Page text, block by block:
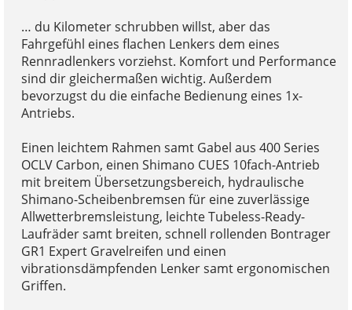
… du Kilometer schrubben willst, aber das
Fahrgefühl eines flachen Lenkers dem eines
Rennradlenkers vorziehst. Komfort und Performance
sind dir gleichermaßen wichtig. Außerdem
bevorzugst du die einfache Bedienung eines 1x-
Antriebs.
Einen leichtem Rahmen samt Gabel aus 400 Series
OCLV Carbon, einen Shimano CUES 10fach-Antrieb
mit breitem Übersetzungsbereich, hydraulische
Shimano-Scheibenbremsen für eine zuverlässige
Allwetterbremsleistung, leichte Tubeless-Ready-
Laufräder samt breiten, schnell rollenden Bontrager
GR1 Expert Gravelreifen und einen
vibrationsdämpfenden Lenker samt ergonomischen
Griffen.